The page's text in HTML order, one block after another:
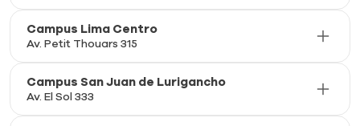
Campus Lima Centro
Av. Petit Thouars 315
Campus San Juan de Lurigancho
Av. El Sol 333